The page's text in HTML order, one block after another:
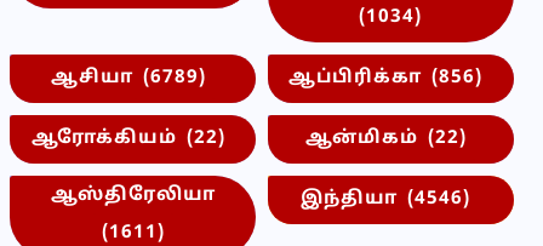
(1034)
ஆசியா (6789) ஆப்பிரிக்கா (856)
ஆரோக்கியம் (22) ஆன்மிகம் (22)
ஆஸ்திரேலியா
(1611)
இந்தியா (4546)